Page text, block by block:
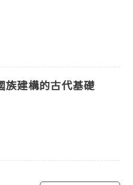
族建構的古代基礎